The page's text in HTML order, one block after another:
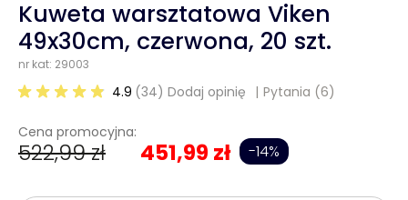
Kuweta warsztatowa Viken
49x30cm, czerwona, 20 szt.
nr kat: 29003
4.9 (34) Dodaj opinię Pytania (6)
Cena promocyjna:
522,99 zł 451,99 zł -14%